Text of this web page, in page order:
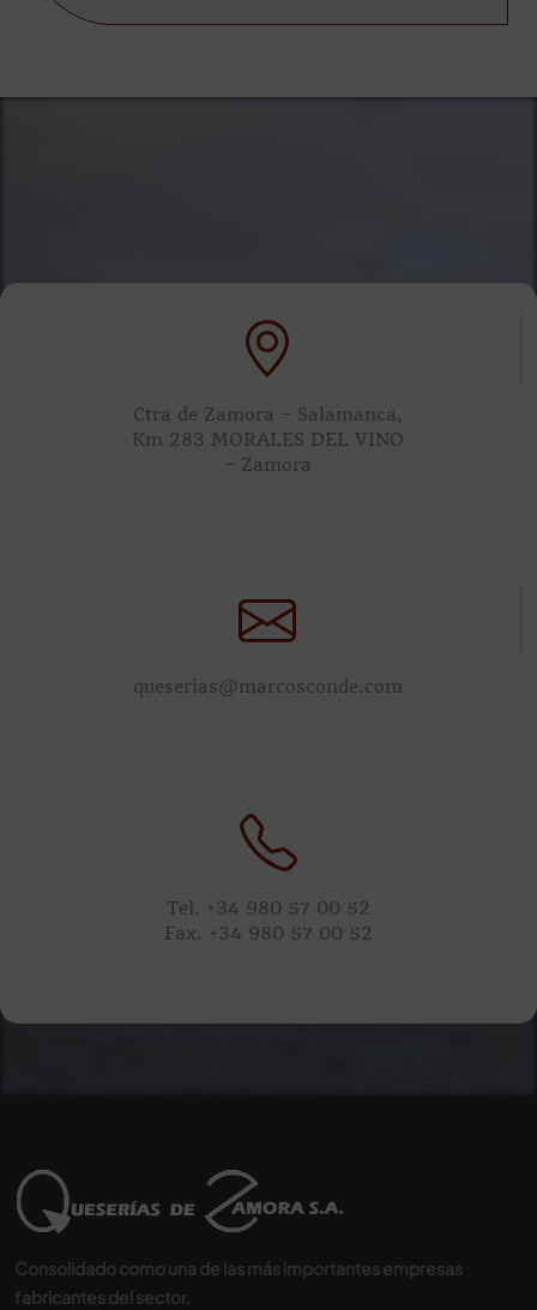
Ctra de Zamora – Salamanca,
Km 283 MORALES DEL VINO
– Zamora
queserias@marcosconde.com
Tel. +34 980 57 00 52
Fax. +34 980 57 00 52
Consolidado como una de las más importantes empresas
fabricantes del sector.